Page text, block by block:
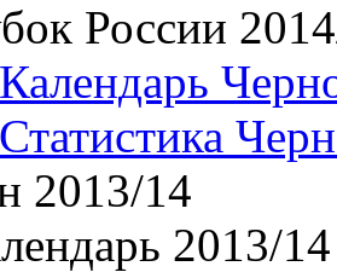
России
Календарь
Статистика
2013/14
2013/14